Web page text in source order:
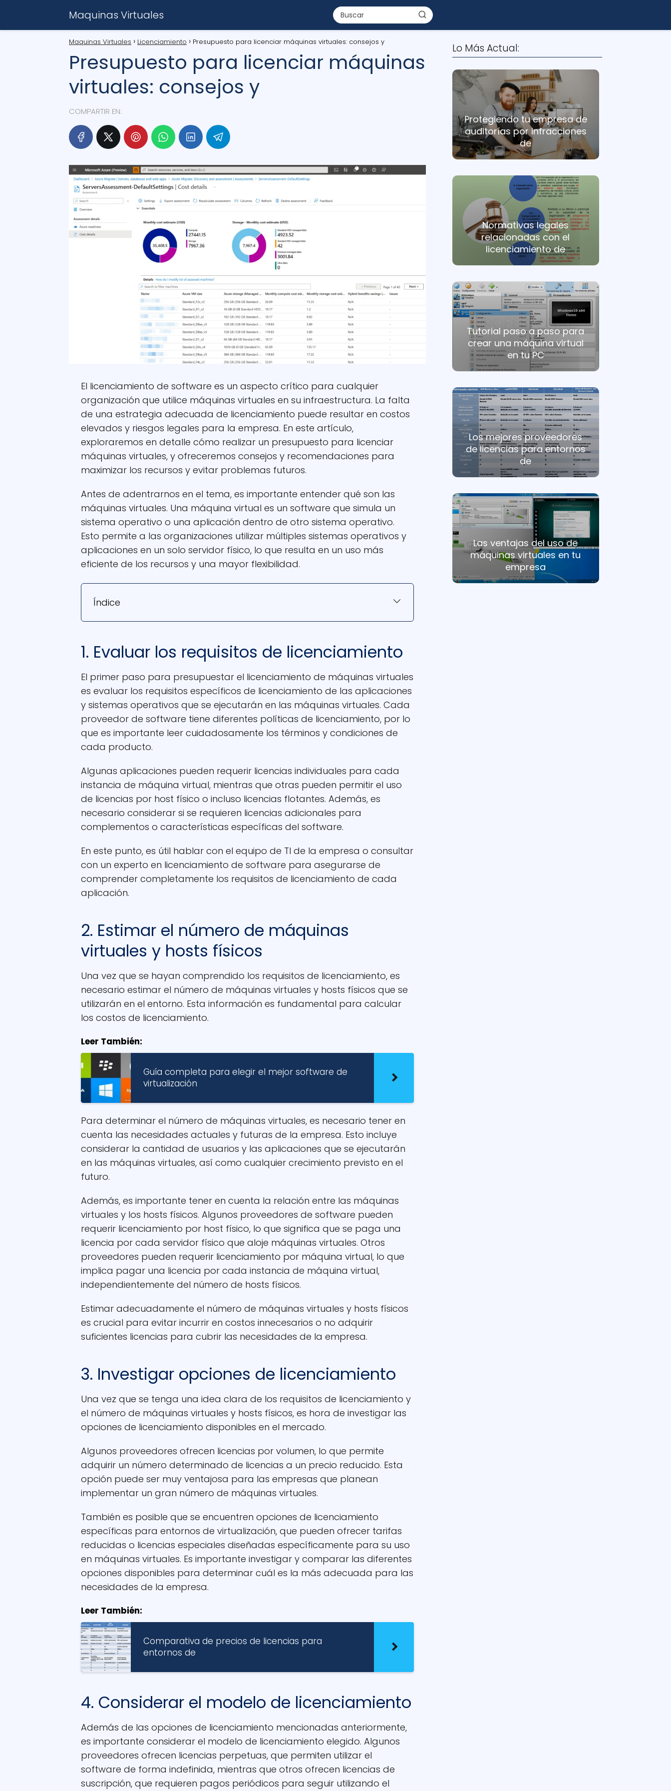
Maquinas Virtuales
Maquinas Virtuales Licenciamiento Presupuesto para licenciar máquinas virtuales: consejos y
Presupuesto para licenciar máquinas
virtuales: consejos y
COMPARTIR EN:
El licenciamiento de software es un aspecto crítico para cualquier
organización que utilice máquinas virtuales en su infraestructura. La falta
de una estrategia adecuada de licenciamiento puede resultar en costos
elevados y riesgos legales para la empresa. En este artículo,
exploraremos en detalle cómo realizar un presupuesto para licenciar
máquinas virtuales, y ofreceremos consejos y recomendaciones para
maximizar los recursos y evitar problemas futuros.
Antes de adentrarnos en el tema, es importante entender qué son las
máquinas virtuales. Una máquina virtual es un software que simula un
sistema operativo o una aplicación dentro de otro sistema operativo.
Esto permite a las organizaciones utilizar múltiples sistemas operativos y
aplicaciones en un solo servidor físico, lo que resulta en un uso más
eficiente de los recursos y una mayor flexibilidad.
Índice
1. Evaluar los requisitos de licenciamiento
El primer paso para presupuestar el licenciamiento de máquinas virtuales
es evaluar los requisitos específicos de licenciamiento de las aplicaciones
y sistemas operativos que se ejecutarán en las máquinas virtuales. Cada
proveedor de software tiene diferentes políticas de licenciamiento, por lo
que es importante leer cuidadosamente los términos y condiciones de
cada producto.
Algunas aplicaciones pueden requerir licencias individuales para cada
instancia de máquina virtual, mientras que otras pueden permitir el uso
de licencias por host físico o incluso licencias flotantes. Además, es
necesario considerar si se requieren licencias adicionales para
complementos o características específicas del software.
En este punto, es útil hablar con el equipo de TI de la empresa o consultar
con un experto en licenciamiento de software para asegurarse de
comprender completamente los requisitos de licenciamiento de cada
aplicación.
2. Estimar el número de máquinas
virtuales y hosts físicos
Una vez que se hayan comprendido los requisitos de licenciamiento, es
necesario estimar el número de máquinas virtuales y hosts físicos que se
utilizarán en el entorno. Esta información es fundamental para calcular
los costos de licenciamiento.
Leer También:
Guía completa para elegir el mejor software de
virtualización
Para determinar el número de máquinas virtuales, es necesario tener en
cuenta las necesidades actuales y futuras de la empresa. Esto incluye
considerar la cantidad de usuarios y las aplicaciones que se ejecutarán
en las máquinas virtuales, así como cualquier crecimiento previsto en el
futuro.
Además, es importante tener en cuenta la relación entre las máquinas
virtuales y los hosts físicos. Algunos proveedores de software pueden
requerir licenciamiento por host físico, lo que significa que se paga una
licencia por cada servidor físico que aloje máquinas virtuales. Otros
proveedores pueden requerir licenciamiento por máquina virtual, lo que
implica pagar una licencia por cada instancia de máquina virtual,
independientemente del número de hosts físicos.
Estimar adecuadamente el número de máquinas virtuales y hosts físicos
es crucial para evitar incurrir en costos innecesarios o no adquirir
suficientes licencias para cubrir las necesidades de la empresa.
3. Investigar opciones de licenciamiento
Una vez que se tenga una idea clara de los requisitos de licenciamiento y
el número de máquinas virtuales y hosts físicos, es hora de investigar las
opciones de licenciamiento disponibles en el mercado.
Algunos proveedores ofrecen licencias por volumen, lo que permite
adquirir un número determinado de licencias a un precio reducido. Esta
opción puede ser muy ventajosa para las empresas que planean
implementar un gran número de máquinas virtuales.
También es posible que se encuentren opciones de licenciamiento
específicas para entornos de virtualización, que pueden ofrecer tarifas
reducidas o licencias especiales diseñadas específicamente para su uso
en máquinas virtuales. Es importante investigar y comparar las diferentes
opciones disponibles para determinar cuál es la más adecuada para las
necesidades de la empresa.
Leer También:
Comparativa de precios de licencias para
entornos de
4. Considerar el modelo de licenciamiento
Además de las opciones de licenciamiento mencionadas anteriormente,
es importante considerar el modelo de licenciamiento elegido. Algunos
proveedores ofrecen licencias perpetuas, que permiten utilizar el
software de forma indefinida, mientras que otros ofrecen licencias de
suscripción, que requieren pagos periódicos para seguir utilizando el
Lo Más Actual:
Protegiendo tu empresa de
auditorías por infracciones
de
Normativas legales
relacionadas con el
licenciamiento de
Tutorial paso a paso para
crear una máquina virtual
en tu PC
Los mejores proveedores
de licencias para entornos
de
Las ventajas del uso de
máquinas virtuales en tu
empresa